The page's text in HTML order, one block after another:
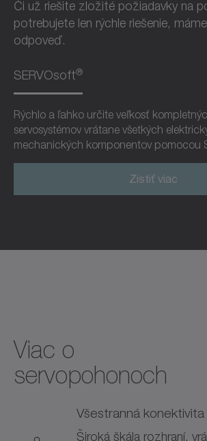
Či už riešite zložité požiadavky na
potrebujete len rýchle riešenie,
odpoveď.
SERVOsoft®
Rýchlo a ľahko určite veľkosť
servosystémov vrátane všetkých
mechanických komponentov pomocou
Zistiť viac
Viac o
servopohonoch
Všestranná konektivita
Široká škála rozhraní,